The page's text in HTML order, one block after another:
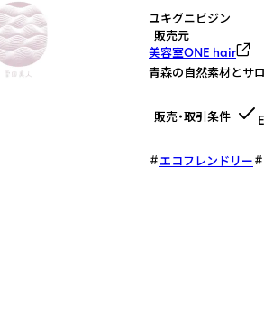
ユキグニビジン
販売元
美容室ONE hair
青森の自然素材とサ
販売・取引条件
エコフレンドリー